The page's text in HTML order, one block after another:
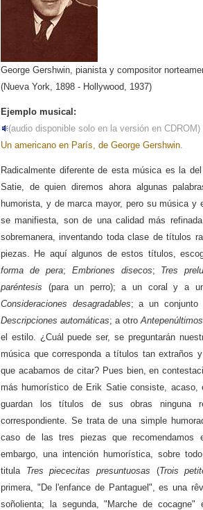
George Gershwin, pianista y compositor
(Nueva York, 1898 - Hollywood, 1937)
Ejemplo musical:
(audio disponible solo en la versión en CDROM)
Un americano en París, de George Gershwin.
Radicalmente diferente de esta música es la
Satie, de quien diremos ahora algunas
humorista, y de marca mayor, pero su música y
se manifiesta, son de una calidad más
sobremanera, inventando toda clase de títulos
piezas. He aquí algunos de estos títulos,
forma de pera; Embriones disecos; Tres
paréntesis (para un perro); a un coral y a
Consideraciones desagradables; a un conjunto
Descripciones automáticas; a otro
el estilo. ¿Cuál puede ser, se preguntarán
música que corresponda a títulos tan extraños
que acabamos de citar? Pues bien, en
más humorístico de Erik Satie consiste, acaso,
guardan los títulos de sus obras ninguna
correspondiente. Se trata de una simple
caso de las tres piezas que recomendamos
embargo, una intención humorística, sobre
titula Tres piececitas presuntuosas (Trois
primera, "De l'enfance de Pantaguel", es una
soñolienta; la segunda, "Marche de